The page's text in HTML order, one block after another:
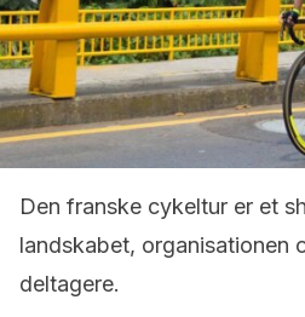
Den franske cykeltur er et
landskabet, organisationen
deltagere.